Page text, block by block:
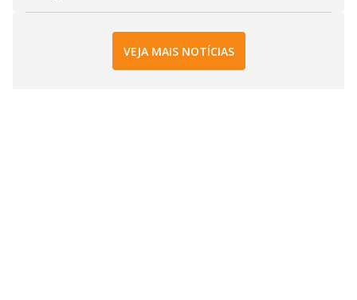
VEJA MAIS NOTÍCIAS